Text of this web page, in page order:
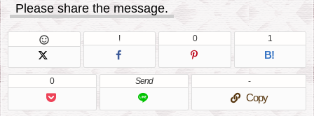
Please share the message.
 ! 0
B!
1
0 Send
Copy
-